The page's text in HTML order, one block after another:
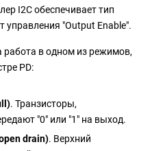
I2C обеспечивает тип
управления "Output Enable".
в одном из режимов,
PD:
). Транзисторы,
"0" или "1" на выход.
drain). Верхний